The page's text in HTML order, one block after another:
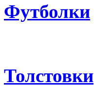
Футболки
Толстовки